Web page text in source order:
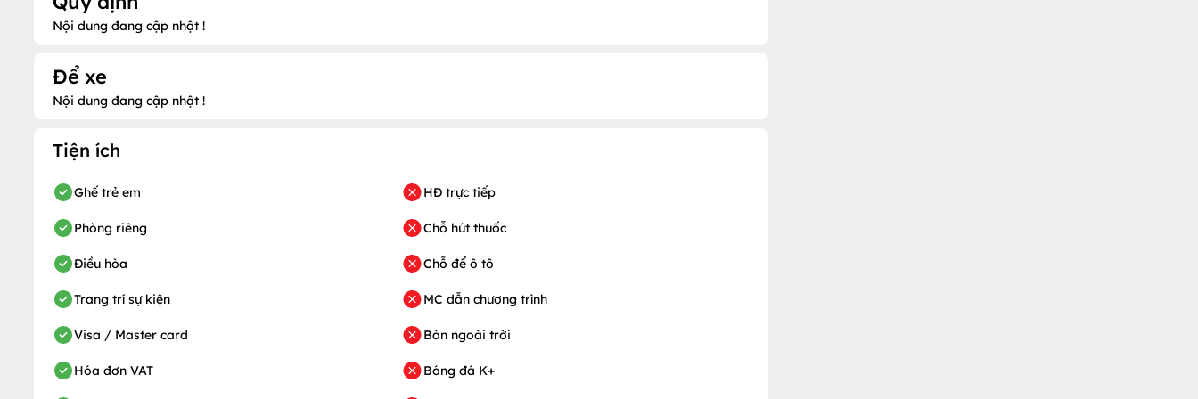
Nội dung đang cập nhật !
Để xe
Nội dung đang cập nhật !
Tiện ích
Ghế trẻ em
Phòng riêng
Điều hòa
Trang trí sự kiện
Visa / Master card
Hóa đơn VAT
HĐ trực tiếp
Chỗ hút thuốc
Chỗ để ô tô
MC dẫn chương trình
Bàn ngoài trời
Bóng đá K+